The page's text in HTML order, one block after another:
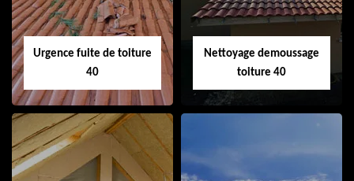
Urgence fuite de toiture
40
Nettoyage demoussage
toiture 40